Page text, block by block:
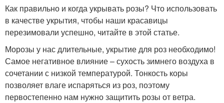
Как правильно и когда укрывать розы? Что использовать
в качестве укрытия, чтобы наши красавицы
перезимовали успешно, читайте в этой статье.
Морозы у нас длительные, укрытие для роз необходимо!
Самое негативное влияние – сухость зимнего воздуха в
сочетании с низкой температурой. Тонкость коры
позволяет влаге испаряться из роз, поэтому
первостепенно нам нужно защитить розы от ветра.